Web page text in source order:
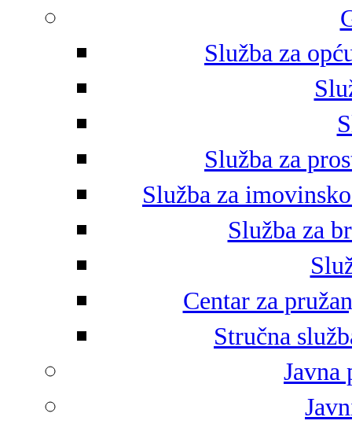
Služba za
Služba za
Služba za
Služba za
Centar za
Stručna
Javna